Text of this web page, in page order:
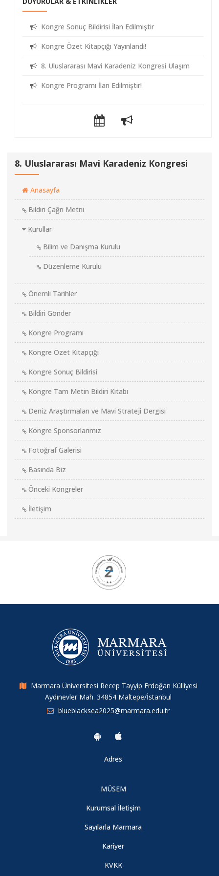
Kongre Sonuç Bildirisi İlan Edilmiştir
Kongre Özet Kitapçığı Yayınlandı!
8. Uluslararası Mavi Karadeniz Kongresi Ulaşım
Kongre Programı İlan Edilmiştir!
8. Uluslararası Mavi Karadeniz Kongresi
Anasayfa
Bildiri Çağrı Metni
Kurullar
Bilim ve Danışma Kurulu
Düzenleme Kurulu
Önemli Tarihler
Bildiri Gönder
Kongre Programı
Kongre Özet Kitapçığı
Kongre Sonuç Bildirisi
Kongre Tam Metin Bildiri Kitabı
Deniz Araştırmaları ve Mavi Strateji Dergisi
Kongre Sponsorlarımız
Fotoğraf Galerisi
Basında Biz
Önceki Kongreler
İletişim
Marmara Üniversitesi Recep Tayyip Erdoğan Külliyesi
Aydınevler Mah. 34854 Maltepe/İstanbul
blueblacksea2025@marmara.edu.tr
Adres
MÜSEM
Kurumsal İletişim
Sayılarla Marmara
Kariyer
KVKK